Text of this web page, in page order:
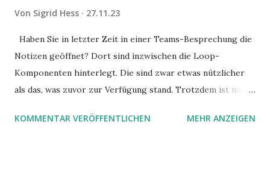
Von Sigrid Hess 27.11.23
Haben Sie in letzter Zeit in einer Teams-Besprechung die
Notizen geöffnet? Dort sind inzwischen die Loop-
Komponenten hinterlegt. Die sind zwar etwas nützlicher
als das, was zuvor zur Verfügung stand. Trotzdem ist noch
Stolperfallen. Hier ein erster, kritischer Blick auf das was
KOMMENTAR VERÖFFENTLICHEN MEHR ANZEIGEN